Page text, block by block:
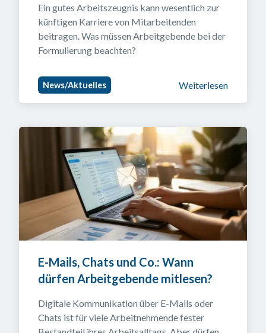
Ein gutes Arbeitszeugnis kann wesentlich zur
künftigen Karriere von Mitarbeitenden
beitragen. Was müssen Arbeitgebende bei der
Formulierung beachten?
News/Aktuelles Weiterlesen
E-Mails, Chats und Co.: Wann
dürfen Arbeitgebende mitlesen?
Digitale Kommunikation über E-Mails oder
Chats ist für viele Arbeitnehmende fester